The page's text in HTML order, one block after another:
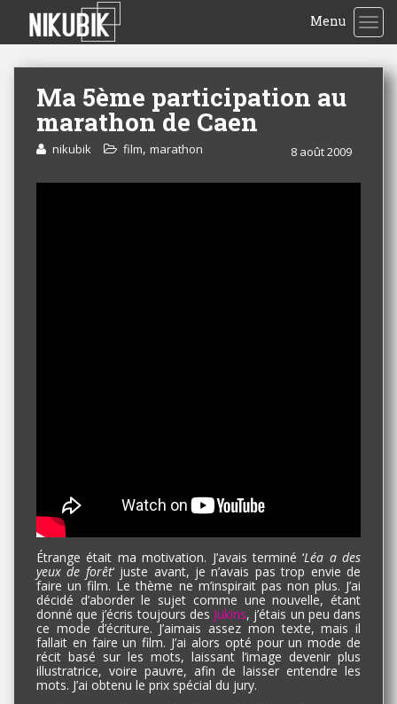
Menu
Ma 5ème participation au
marathon de Caen
8 août 2009
nikubik film, marathon
Étrange était ma motivation. J’avais terminé ‘Léa a des
yeux de forêt‘ juste avant, je n’avais pas trop envie de
faire un film. Le thème ne m’inspirait pas non plus. J’ai
décidé d’aborder le sujet comme une nouvelle, étant
donné que j’écris toujours des Jukins, j’étais un peu dans
ce mode d’écriture. J’aimais assez mon texte, mais il
fallait en faire un film. J’ai alors opté pour un mode de
récit basé sur les mots, laissant l’image devenir plus
illustratrice, voire pauvre, afin de laisser entendre les
mots. J’ai obtenu le prix spécial du jury.